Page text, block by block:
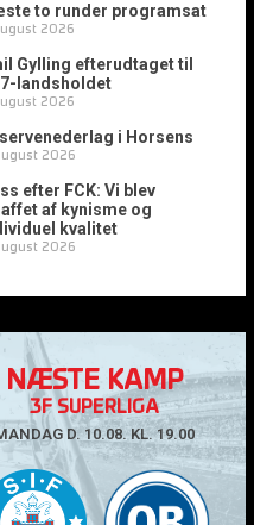
to runder programsat
2026
Gylling efterudtaget til
landsholdet
2026
i Horsens
2026
efter FCK: Vi blev
af kynisme og
kvalitet
2026
NÆSTE KAMP
3F SUPERLIGA
D. 10.08. KL. 19.00